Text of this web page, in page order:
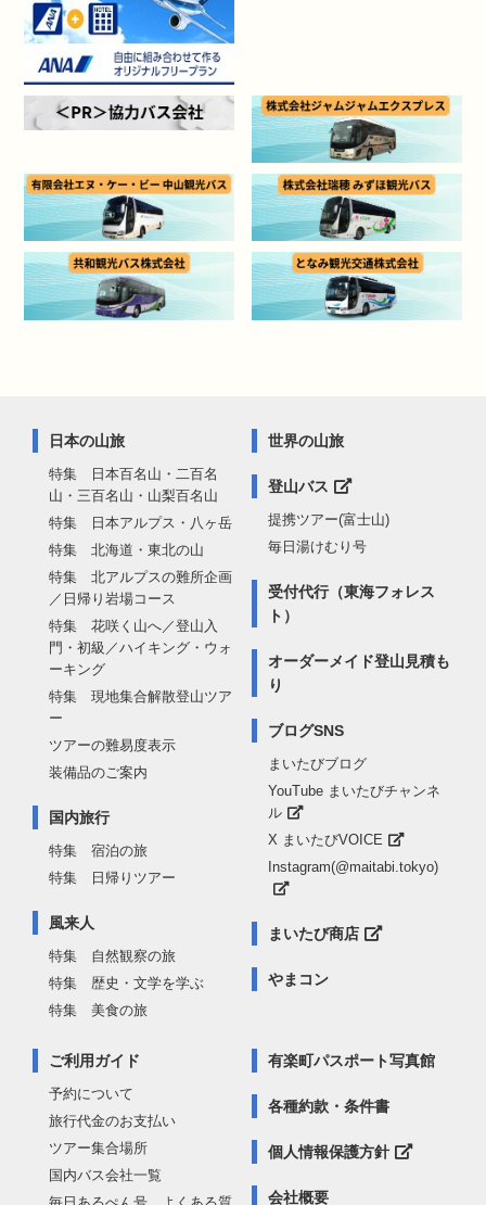
日本の山旅
特集 日本百名山・二百名
山・三百名山・山梨百名山
特集 日本アルプス・八ヶ岳
特集 北海道・東北の山
特集 北アルプスの難所企画
／日帰り岩場コース
特集 花咲く山へ／登山入
門・初級／ハイキング・ウォ
ーキング
特集 現地集合解散登山ツア
ー
ツアーの難易度表示
装備品のご案内
国内旅行
特集 宿泊の旅
特集 日帰りツアー
風来人
特集 自然観察の旅
特集 歴史・文学を学ぶ
特集 美食の旅
世界の山旅
登山バス
提携ツアー(富士山)
毎日湯けむり号
受付代行（東海フォレス
ト）
オーダーメイド登山見積も
り
ブログSNS
まいたびブログ
YouTube まいたびチャンネ
ル
X まいたびVOICE
Instagram(@maitabi.tokyo)
まいたび商店
やまコン
ご利用ガイド
予約について
旅行代金のお支払い
ツアー集合場所
国内バス会社一覧
有楽町パスポート写真館
各種約款・条件書
個人情報保護方針
会社概要